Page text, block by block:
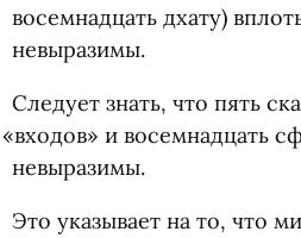
восемнадцать дхату)
невыразимы.
Следует знать, что пять
«входов» и восемнадцать
невыразимы.
Это указывает на то, что